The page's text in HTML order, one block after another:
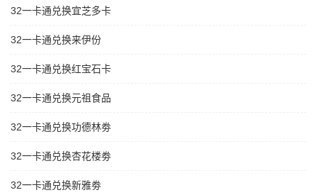
32一卡通兑换宜芝多卡
32一卡通兑换来伊份
32一卡通兑换红宝石卡
32一卡通兑换元祖食品
32一卡通兑换功德林劵
32一卡通兑换杏花楼劵
32一卡通兑换新雅劵